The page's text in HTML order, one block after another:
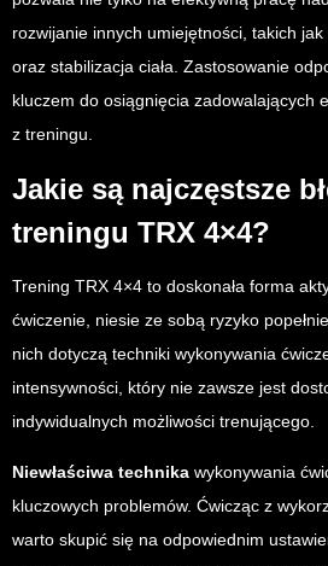
rozwijanie innych umiejętności, takich
oraz stabilizacja ciała. Zastosowanie
kluczem do osiągnięcia zadowalających
z treningu.
Jakie są najczęstsze
treningu TRX 4×4?
Trening TRX 4×4 to doskonała forma
ćwiczenie, niesie ze sobą ryzyko
nich dotyczą techniki wykonywania
intensywności, który nie zawsze jest
indywidualnych możliwości trenującego.
Niewłaściwa technika wykonywania
kluczowych problemów. Ćwicząc z
warto skupić się na odpowiednim